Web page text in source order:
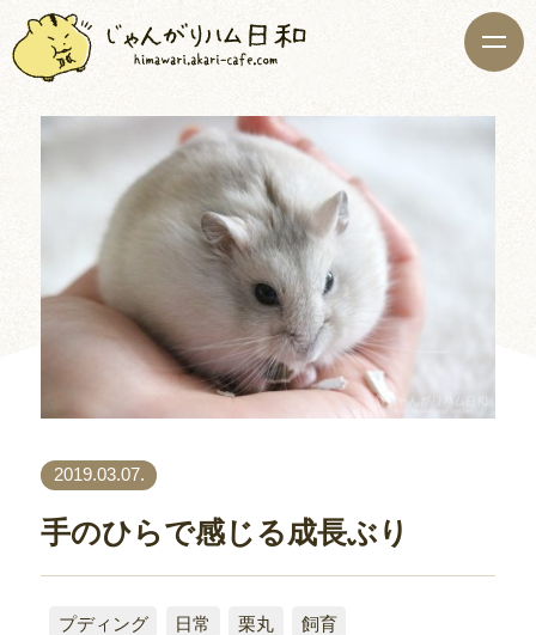
2019.03.07.
手のひらで感じる成長ぶり
プディング 日常 栗丸 飼育